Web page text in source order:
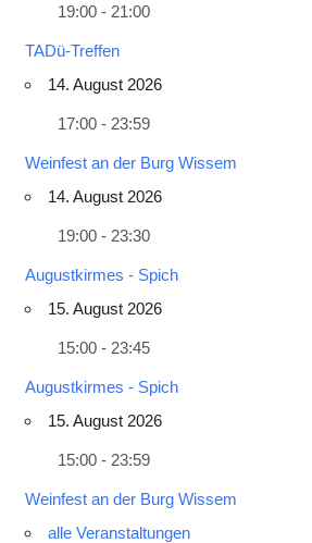
19:00 - 21:00
TADü-Treffen
14. August 2026
17:00 - 23:59
Weinfest an der Burg Wissem
14. August 2026
19:00 - 23:30
Augustkirmes - Spich
15. August 2026
15:00 - 23:45
Augustkirmes - Spich
15. August 2026
15:00 - 23:59
Weinfest an der Burg Wissem
alle Veranstaltungen